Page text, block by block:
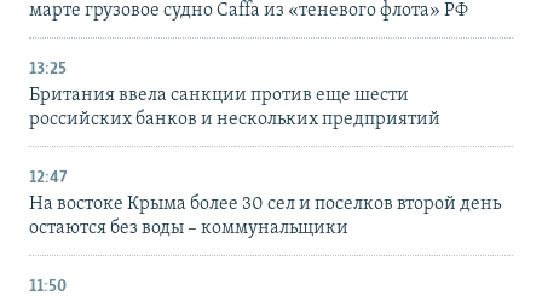
марте грузовое судно Caffa из «теневого флота» РФ
13:25
Британия ввела санкции против еще шести
российских банков и нескольких предприятий
12:47
На востоке Крыма более 30 сел и поселков второй день
остаются без воды – коммунальщики
11:50